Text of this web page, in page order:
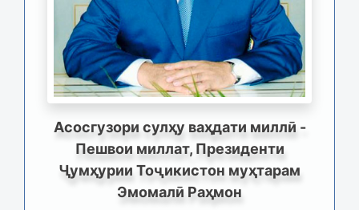
Асосгузори сулҳу ваҳдати миллӣ -
Пешвои миллат, Президенти
Ҷумҳурии Тоҷикистон муҳтарам
Эмомалӣ Раҳмон